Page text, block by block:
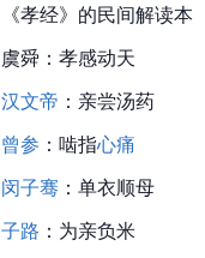
《孝经》的民间解读本
虞舜：孝感动天
汉文帝 ：亲尝汤药
曾参 ：啮指心痛
闵子骞 ：单衣顺母
子路 ：为亲负米